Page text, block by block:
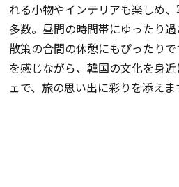
れる小物やインテリアも楽しめ
多数。昼間の時間帯にゆったり
散策の合間の休憩にもぴったり
を感じながら、韓国の文化を身
ェで、旅の思い出に彩りを添えま